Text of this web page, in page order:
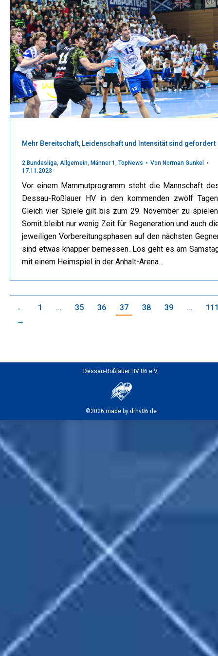
Mehr Bereitschaft, Leidenschaft und Intensität sind gefordert
2.Bundesliga, Allgemein, Männer 1 , TopNews Von Norman Gunkel
17.11.2023
Vor einem Mammutprogramm steht die Mannschaft
Dessau-Roßlauer HV in den kommenden zwölf
Gleich vier Spiele gilt bis zum 29. November zu
Somit bleibt nur wenig Zeit für Regeneration und auch
jeweiligen Vorbereitungsphasen auf den nächsten
sind etwas knapper bemessen. Los geht es am
mit einem Heimspiel in der Anhalt-Arena…
← 1 … 35 36 37 38 39 …
→
Dessau-Roßlauer HV 06 e.V.
©2026 made by drhv06.de